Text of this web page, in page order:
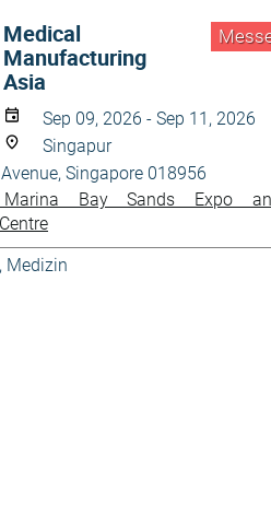
Medical
Manufacturing
Asia
Sep 09, 2026 - Sep 11, 2026
Singapur
Singapore 018956
Marina Bay Sands Expo
, Medizin